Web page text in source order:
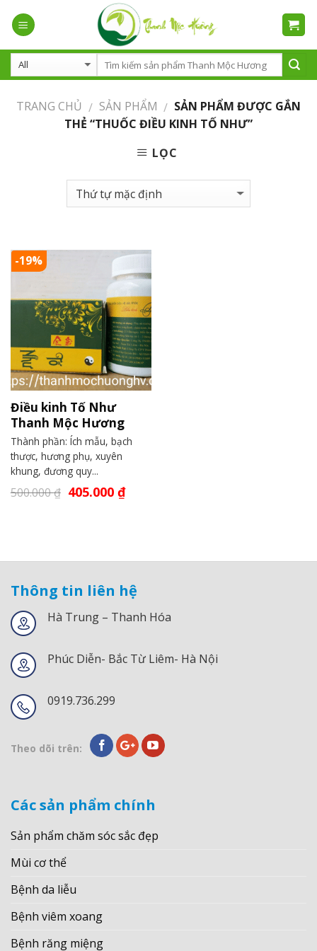
TRANG CHỦ / SẢN PHẨM / SẢN PHẨM ĐƯỢC GẮN
THẺ “THUỐC ĐIỀU KINH TỐ NHƯ”
LỌC
-19%
Điều kinh Tố Như
Thanh Mộc Hương
Thành phần: Ích mẫu, bạch
thược, hương phụ, xuyên
khung, đương quy...
500.000₫ 405.000 ₫
Thông tin liên hệ
Hà Trung – Thanh Hóa
Phúc Diễn- Bắc Từ Liêm- Hà Nội
0919.736.299
Theo dõi trên:
Các sản phẩm chính
Sản phẩm chăm sóc sắc đẹp
Mùi cơ thể
Bệnh da liễu
Bệnh viêm xoang
Bệnh răng miệng